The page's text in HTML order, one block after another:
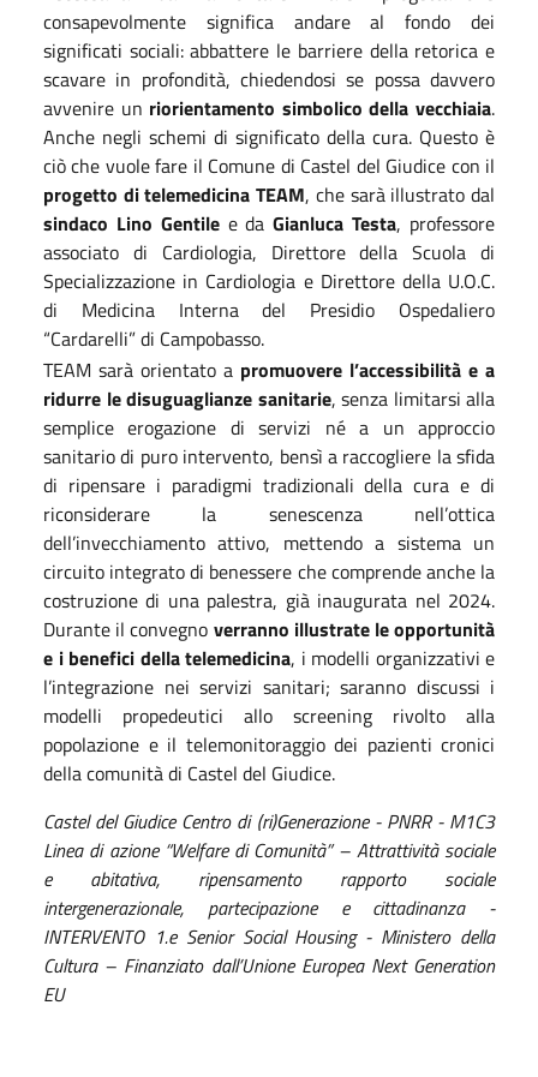
consapevolmente significa andare al fondo dei
significati sociali: abbattere le barriere della retorica e
scavare in profondità, chiedendosi se possa davvero
avvenire un riorientamento simbolico della vecchiaia.
Anche negli schemi di significato della cura. Questo è
ciò che vuole fare il Comune di Castel del Giudice con il
progetto di telemedicina TEAM, che sarà illustrato dal
sindaco Lino Gentilee daGianluca Testa, professore
associato di Cardiologia, Direttore della Scuola di
Specializzazione in Cardiologia e Direttore della U.O.C.
di Medicina Interna del Presidio Ospedaliero
“Cardarelli” di Campobasso.
TEAM sarà orientato a promuovere l’accessibilità e a
ridurre le disuguaglianze sanitarie, senza limitarsi alla
semplice erogazione di servizi né a un approccio
sanitario di puro intervento, bensì a raccogliere la sfida
di ripensare i paradigmi tradizionali della cura e di
riconsiderare la senescenza nell’ottica
dell’invecchiamento attivo, mettendo a sistema un
circuito integrato di benessere che comprende anche la
costruzione di una palestra, già inaugurata nel 2024.
Durante il convegno verranno illustrate le opportunità
e i benefici della telemedicina, i modelli organizzativi e
l’integrazione nei servizi sanitari; saranno discussi i
modelli propedeutici allo screening rivolto alla
popolazione e il telemonitoraggio dei pazienti cronici
della comunità di Castel del Giudice.
Castel del Giudice Centro di (ri)Generazione - PNRR - M1C3
Linea di azione “Welfare di Comunità” – Attrattività sociale
e abitativa, ripensamento rapporto sociale
intergenerazionale, partecipazione e cittadinanza -
INTERVENTO 1.e Senior Social Housing - Ministero della
Cultura – Finanziato dall’Unione Europea Next Generation
EU